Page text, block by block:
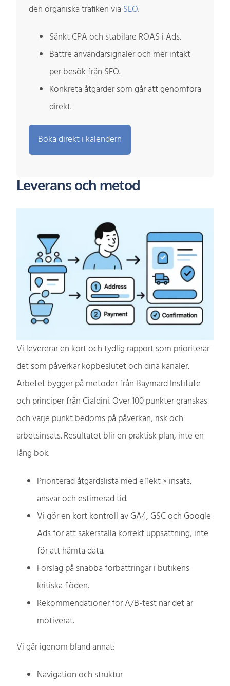
den organiska trafiken via SEO.
Sänkt CPA och stabilare ROAS i Ads.
Bättre användarsignaler och mer intäkt
per besök från SEO.
Konkreta åtgärder som går att genomföra
direkt.
Boka direkt i kalendern
Leverans och metod
Vi levererar en kort och tydlig rapport som prioriterar
det som påverkar köpbeslutet och dina kanaler.
Arbetet bygger på metoder från Baymard Institute
och principer från Cialdini. Över 100 punkter granskas
och varje punkt bedöms på påverkan, risk och
arbetsinsats. Resultatet blir en praktisk plan, inte en
lång bok.
Prioriterad åtgärdslista med effekt × insats,
ansvar och estimerad tid.
Vi gör en kort kontroll av GA4, GSC och Google
Ads för att säkerställa korrekt uppsättning, inte
för att hämta data.
Förslag på snabba förbättringar i butikens
kritiska flöden.
Rekommendationer för A/B-test när det är
motiverat.
Vi går igenom bland annat:
Navigation och struktur